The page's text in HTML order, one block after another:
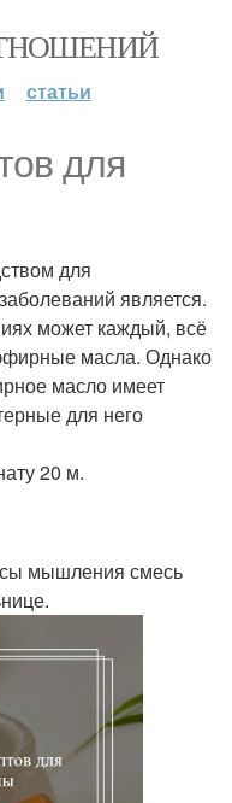
статьи
для
для
является.
может каждый, всё
масла. Однако
масло имеет
для него
20 м.
мышления смесь